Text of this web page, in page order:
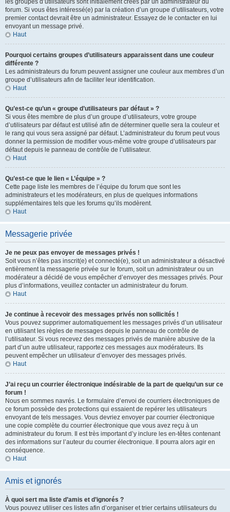
les groupes d’utilisateurs sont initialement créés par un administrateur du
forum. Si vous êtes intéressé(e) par la création d’un groupe d’utilisateurs, votre
premier contact devrait être un administrateur. Essayez de le contacter en lui
envoyant un message privé.
Haut
Pourquoi certains groupes d’utilisateurs apparaissent dans une couleur
différente ?
Les administrateurs du forum peuvent assigner une couleur aux membres d’un
groupe d’utilisateurs afin de faciliter leur identification.
Haut
Qu’est-ce qu’un « groupe d’utilisateurs par défaut » ?
Si vous êtes membre de plus d’un groupe d’utilisateurs, votre groupe
d’utilisateurs par défaut est utilisé afin de déterminer quelle sera la couleur et
le rang qui vous sera assigné par défaut. L’administrateur du forum peut vous
donner la permission de modifier vous-même votre groupe d’utilisateurs par
défaut depuis le panneau de contrôle de l’utilisateur.
Haut
Qu’est-ce que le lien « L’équipe » ?
Cette page liste les membres de l’équipe du forum que sont les
administrateurs et les modérateurs, en plus de quelques informations
supplémentaires tels que les forums qu’ils modèrent.
Haut
Messagerie privée
Je ne peux pas envoyer de messages privés !
Soit vous n’êtes pas inscrit(e) et connecté(e), soit un administrateur a désactivé
entièrement la messagerie privée sur le forum, soit un administrateur ou un
modérateur a décidé de vous empêcher d’envoyer des messages privés. Pour
plus d’informations, veuillez contacter un administrateur du forum.
Haut
Je continue à recevoir des messages privés non sollicités !
Vous pouvez supprimer automatiquement les messages privés d’un utilisateur
en utilisant les règles de messages depuis le panneau de contrôle de
l’utilisateur. Si vous recevez des messages privés de manière abusive de la
part d’un autre utilisateur, rapportez ces messages aux modérateurs. Ils
peuvent empêcher un utilisateur d’envoyer des messages privés.
Haut
J’ai reçu un courrier électronique indésirable de la part de quelqu’un sur ce
forum !
Nous en sommes navrés. Le formulaire d’envoi de courriers électroniques de
ce forum possède des protections qui essaient de repérer les utilisateurs
envoyant de tels messages. Vous devriez envoyer par courrier électronique
une copie complète du courrier électronique que vous avez reçu à un
administrateur du forum. Il est très important d’y inclure les en-têtes contenant
des informations sur l’auteur du courrier électronique. Il pourra alors agir en
conséquence.
Haut
Amis et ignorés
À quoi sert ma liste d’amis et d’ignorés ?
Vous pouvez utiliser ces listes afin d’organiser et trier certains utilisateurs du